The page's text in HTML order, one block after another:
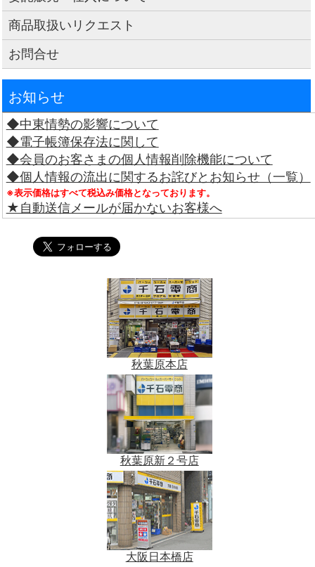
商品取扱いリクエスト
お問合せ
お知らせ
◆中東情勢の影響について
◆電子帳簿保存法に関して
◆会員のお客さまの個人情報削除機能について
◆個人情報の流出に関するお詫びとお知らせ（一覧）
※表示価格はすべて税込み価格となっております。
★自動送信メールが届かないお客様へ
秋葉原本店
秋葉原新２号店
大阪日本橋店